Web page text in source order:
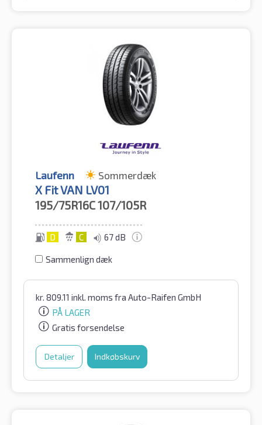
Laufenn Sommerdæk
X Fit VAN LV01
195/75R16C107/105R
D C 67 dB
Sammenlign dæk
kr. 809.11 inkl. moms fra Auto-Raifen GmbH
PÅ LAGER
Gratis forsendelse
Detaljer Indkøbskurv